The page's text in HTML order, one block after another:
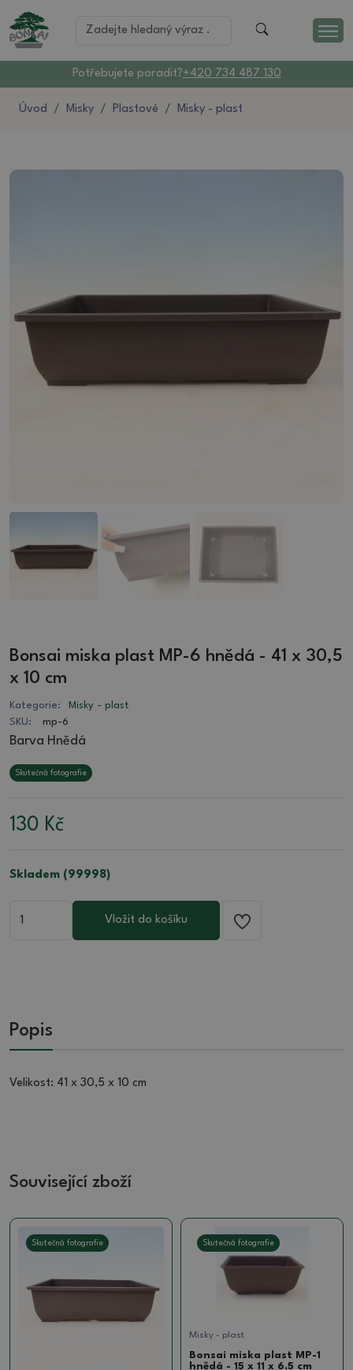
Potřebujete poradit?+420 734 487 130
Úvod Misky Plastové Misky - plast
Bonsai miska plast MP-6 hnědá - 41 x 30,5
x 10 cm
Kategorie:
Misky - plast
SKU:
mp-6
Barva Hnědá
Skutečná fotografie
130 Kč
Skladem (99998)
Vložit do košíku
Popis
Velikost: 41 x 30,5 x 10 cm
Související zboží
Skutečná fotografie Skutečná fotografie
Misky - plast
Bonsai miska plast MP-1
hnědá - 15 x 11 x 6,5 cm